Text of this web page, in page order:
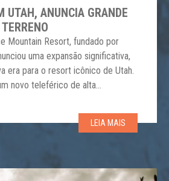
UTAH, ANUNCIA GRANDE
Mountain Resort, fundado por
uma expansão significativa,
era para o resort icônico de Utah.
novo teleférico de alta
de luxo. O destaque é o
Express”, um teleférico quádruplo
LEIA MAIS